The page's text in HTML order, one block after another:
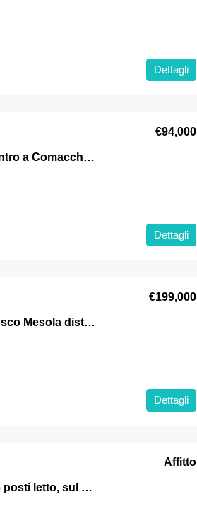
Dettagli
Appartamento spazioso in centro a Comacchio con Garage in vendita
€94,000
Dettagli
Villa di 240 mq in vendita a Bosco Mesola distribuita su tre livelli
€199,000
Dettagli
Casa vacanza al piano terra, 6 posti letto, sul mare con spiaggia inclusa a Lido Scacchi
Affitto